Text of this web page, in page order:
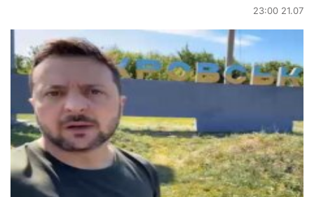
23:00 21.07